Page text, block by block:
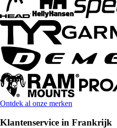
Ontdek al onze merken
Klantenservice in Frankrijk